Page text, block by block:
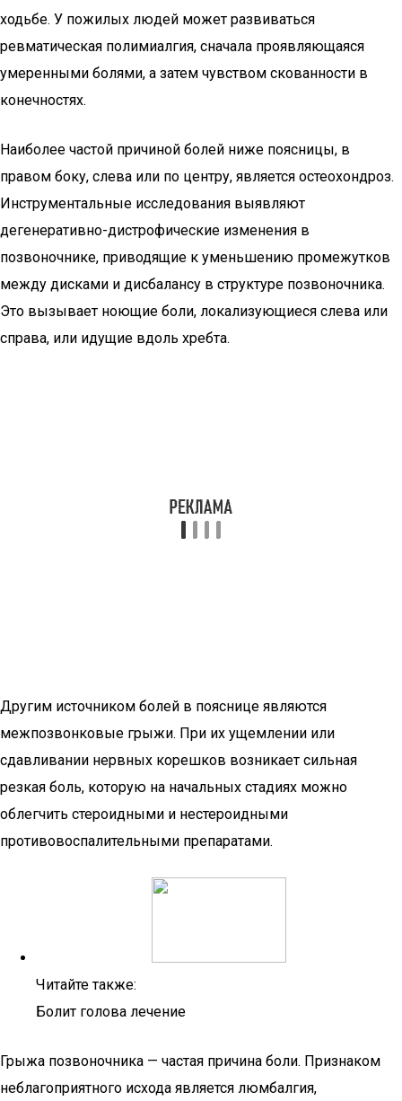
ходьбе. У пожилых людей может развиваться
ревматическая полимиалгия, сначала проявляющаяся
умеренными болями, а затем чувством скованности в
конечностях.
Наиболее частой причиной болей ниже поясницы, в
правом боку, слева или по центру, является остеохондроз.
Инструментальные исследования выявляют
дегенеративно-дистрофические изменения в
позвоночнике, приводящие к уменьшению промежутков
между дисками и дисбалансу в структуре позвоночника.
Это вызывает ноющие боли, локализующиеся слева или
справа, или идущие вдоль хребта.
Другим источником болей в пояснице являются
межпозвонковые грыжи. При их ущемлении или
сдавливании нервных корешков возникает сильная
резкая боль, которую на начальных стадиях можно
облегчить стероидными и нестероидными
противовоспалительными препаратами.
Читайте также:
Болит голова лечение
Грыжа позвоночника — частая причина боли. Признаком
неблагоприятного исхода является люмбалгия,